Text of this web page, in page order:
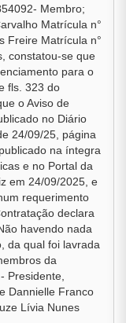
Membro;
Matrícula n°
Freire Matrícula n°
constatou-se que
para o
fls. 323 do
o Aviso de
no Diário
24/09/25, página
na íntegra
e no Portal da
em 24/09/2025, e
requerimento
declara
havendo nada
da qual foi lavrada
da
Presidente,
Dannielle Franco
Lívia Nunes